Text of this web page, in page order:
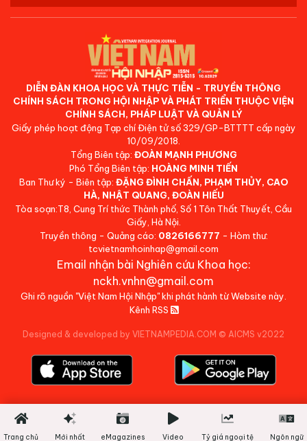
DIỄN ĐÀN KHOA HỌC VÀ THỰC TIỄN - TRUYỀN THÔNG
CHÍNH SÁCH TRONG HỘI NHẬP VÀ PHÁT TRIỂN THUỘC VIỆN
CHÍNH SÁCH, PHÁP LUẬT VÀ QUẢN LÝ
Giấy phép hoạt động Tạp chí Điện tử số 329/GP-BTTTT cấp ngày
10/09/2018.
Tổng Biên tập: ĐOÀN MẠNH PHƯƠNG
Phó Tổng Biên tập: HOÀNG MINH TIẾN
Ban Thư ký - Biên tập: ĐẶNG ĐÌNH CHẤN, PHẠM THỦY, CAO
HÀ, NHẬT QUANG, ĐOÀN HIẾU
Tòa soạn:T8, Cung Trí thức Thành phố, Số 1 Tôn Thất Thuyết, Cầu
Giấy, Hà Nội.
Truyền thông - Quảng cáo: 0826166777 - Hòm thư:
tcvietnamhoinhap@gmail.com
Email nhận bài Nghiên cứu Khoa học:
nckh.vnhn@gmail.com
Ghi rõ nguồn "Việt Nam Hội Nhập" khi phát hành từ Website này.
Kênh RSS
Designed & developed by VIETNAMPEDIA.COM © AICMS v2022
Trang chủ Mới nhất eMagazines Video Tỷ giá ngoại tệ Ngôn ngữ